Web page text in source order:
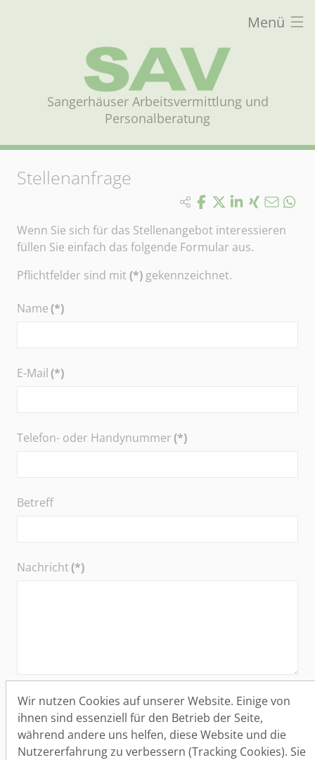
Menü
Sangerhäuser Arbeitsvermittlung und
Personalberatung
Stellenanfrage
Wenn Sie sich für das Stellenangebot interessieren
füllen Sie einfach das folgende Formular aus.
Pflichtfelder sind mit (*) gekennzeichnet.
Name(*)
E-Mail(*)
Telefon- oder Handynummer(*)
Betreff
Nachricht(*)
Aufnahme in den Bewerber-Datenbank
Bitte nehmen Sie mich auch in die Bewerber-
Datenbank auf. Ich bin mir bewusst, dass ich
die Einwilligung jederzeit widerrufen kann.
Wir nutzen Cookies auf unserer Website. Einige von
ihnen sind essenziell für den Betrieb der Seite,
während andere uns helfen, diese Website und die
Nutzererfahrung zu verbessern (Tracking Cookies). Sie